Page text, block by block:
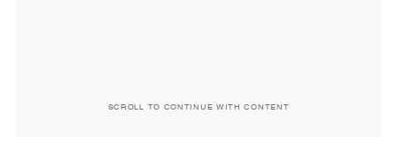
SCROLL TO CONTINUE WITH CONTENT